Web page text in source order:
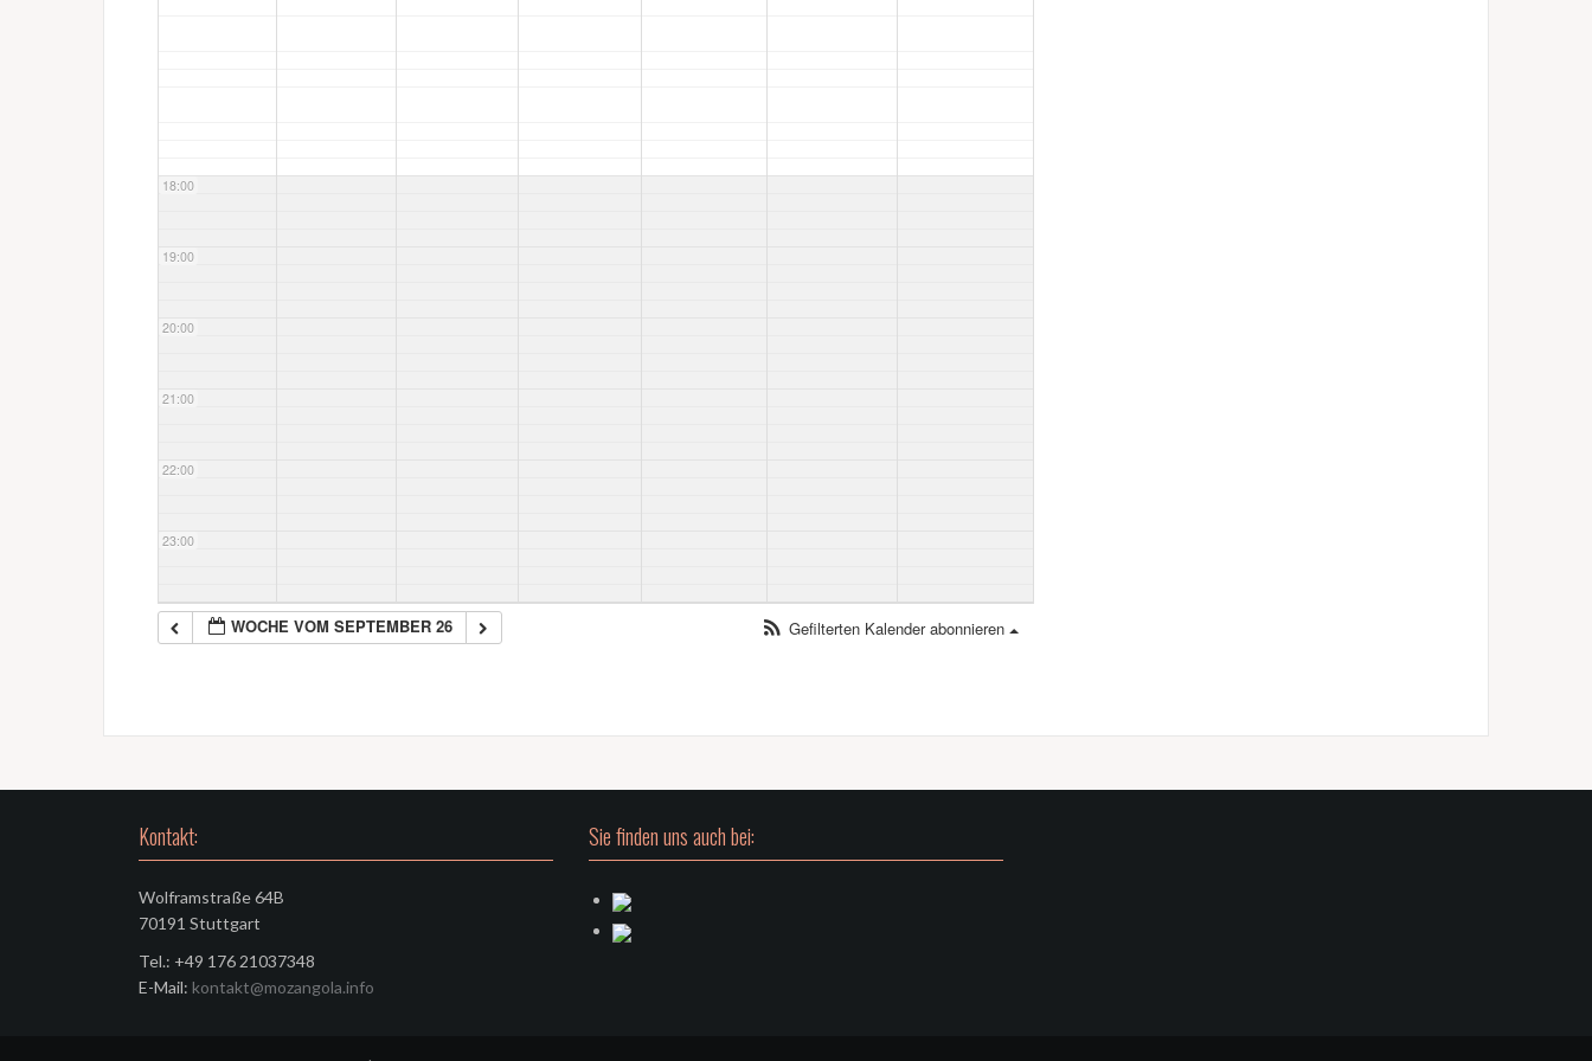
18:00
19:00
20:00
21:00
22:00
23:00
WOCHE VOM SEPTEMBER 26 Gefilterten Kalender abonnieren
Kontakt:
Wolframstraße 64B
70191 Stuttgart
Tel.: +49 176 21037348
E-Mail: kontakt@mozangola.info
Sie finden uns auch bei: